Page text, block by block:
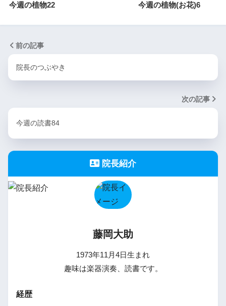
今週の植物22 今週の植物(お花)6
前の記事
院長のつぶやき
次の記事
今週の読書84
院長紹介
藤岡大助
1973年11月4日生まれ
趣味は楽器演奏、読書です。
経歴